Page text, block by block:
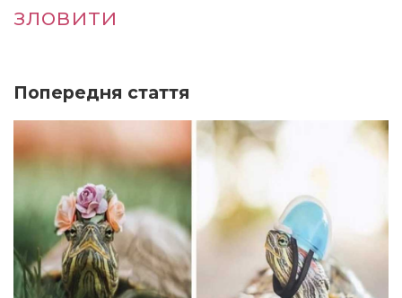
зловити
Попередня стаття